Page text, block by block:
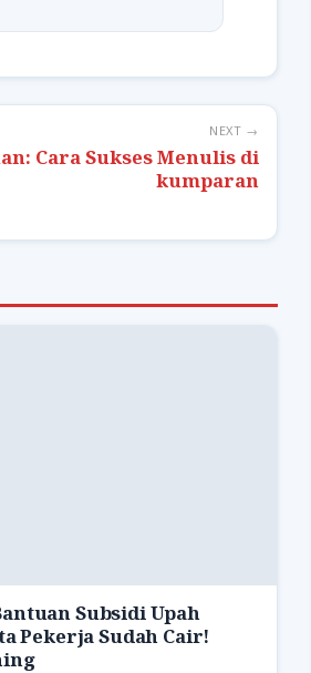
NEXT →
Cara Sukses Menulis di
kumparan
Subsidi Upah
Pekerja Sudah Cair!